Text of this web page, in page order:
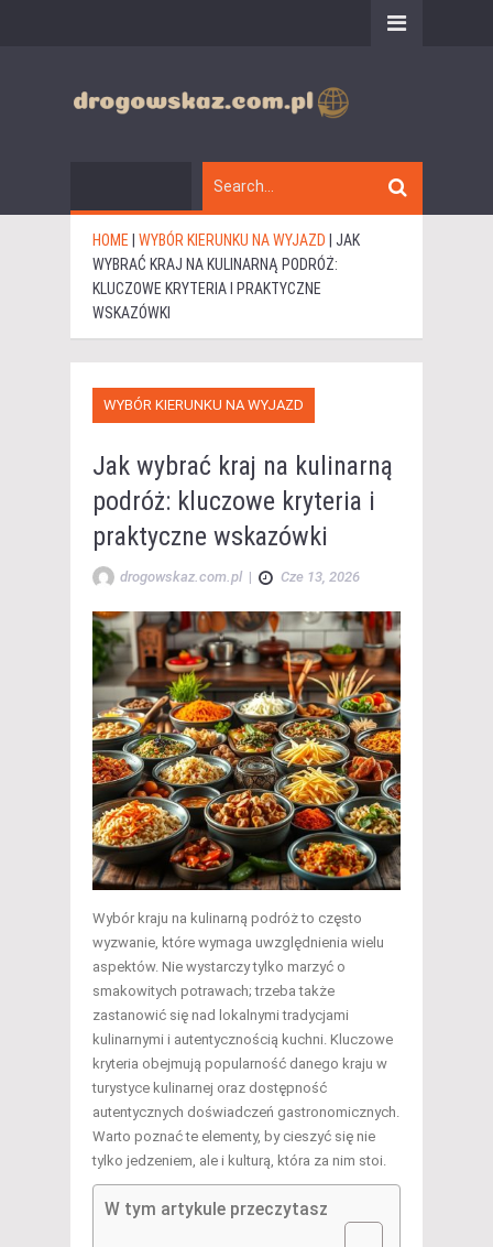
HOME WYBÓR KIERUNKU NA WYJAZD
JAK
WYBRAĆ KRAJ NA KULINARNĄ PODRÓŻ:
KLUCZOWE KRYTERIA I PRAKTYCZNE
WSKAZÓWKI
WYBÓR KIERUNKU NA WYJAZD
Jak wybrać kraj na kulinarną
podróż: kluczowe kryteria i
praktyczne wskazówki
drogowskaz.com.pl | Cze 13, 2026
Wybór kraju na kulinarną podróż to często
wyzwanie, które wymaga uwzględnienia wielu
aspektów. Nie wystarczy tylko marzyć o
smakowitych potrawach; trzeba także
zastanowić się nad lokalnymi tradycjami
kulinarnymi i autentycznością kuchni. Kluczowe
kryteria obejmują popularność danego kraju w
turystyce kulinarnej oraz dostępność
autentycznych doświadczeń gastronomicznych.
Warto poznać te elementy, by cieszyć się nie
tylko jedzeniem, ale i kulturą, która za nim stoi.
W tym artykule przeczytasz